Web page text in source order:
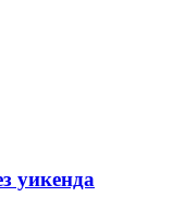
уикенда